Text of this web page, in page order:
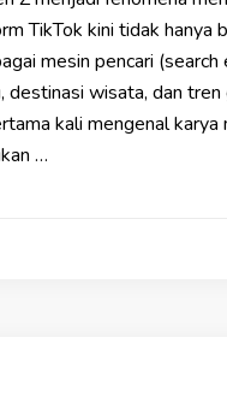
TikTok kini tidak hanya
mesin pencari
destinasi wisata, dan tren
kali mengenal karya
…